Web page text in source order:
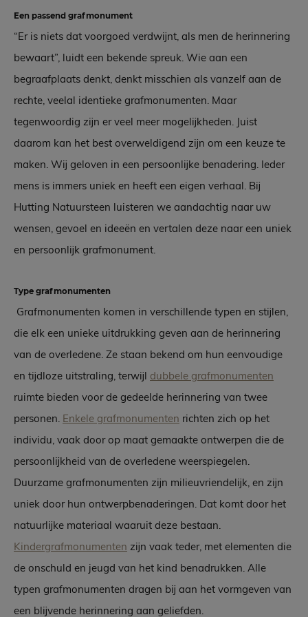
Een passend grafmonument
“Er is niets dat voorgoed verdwijnt, als men de herinnering
bewaart”, luidt een bekende spreuk. Wie aan een
begraafplaats denkt, denkt misschien als vanzelf aan de
rechte, veelal identieke grafmonumenten. Maar
tegenwoordig zijn er veel meer mogelijkheden. Juist
daarom kan het best overweldigend zijn om een keuze te
maken. Wij geloven in een persoonlijke benadering. Ieder
mens is immers uniek en heeft een eigen verhaal. Bij
Hutting Natuursteen luisteren we aandachtig naar uw
wensen, gevoel en ideeën en vertalen deze naar een uniek
en persoonlijk grafmonument.
Type grafmonumenten
Grafmonumenten komen in verschillende typen en stijlen,
die elk een unieke uitdrukking geven aan de herinnering
van de overledene. Ze staan bekend om hun eenvoudige
en tijdloze uitstraling, terwijl dubbele grafmonumenten
ruimte bieden voor de gedeelde herinnering van twee
personen. Enkele grafmonumenten richten zich op het
individu, vaak door op maat gemaakte ontwerpen die de
persoonlijkheid van de overledene weerspiegelen.
Duurzame grafmonumenten zijn milieuvriendelijk, en zijn
uniek door hun ontwerpbenaderingen. Dat komt door het
natuurlijke materiaal waaruit deze bestaan.
Kindergrafmonumenten zijn vaak teder, met elementen die
de onschuld en jeugd van het kind benadrukken. Alle
typen grafmonumenten dragen bij aan het vormgeven van
een blijvende herinnering aan geliefden.